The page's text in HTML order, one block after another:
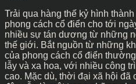
Trải qua hàng thế kỷ hình
phong cách cổ điển cho tới
nhiều sự tán dương từ những
thế giới. Bắt nguồn từ những
của phong cách cổ điển
lẫy và xa hoa, với nhiều công
cao. Mặc dù, thời đại xã hội đã